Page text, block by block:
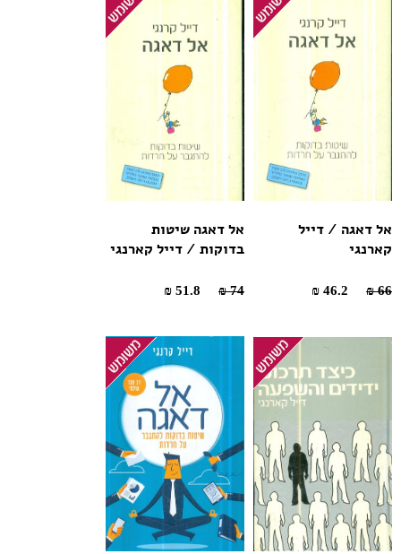
אל דאגה / דייל
קארנגי
66 ₪
אל דאגה שיטות
בדוקות / דייל קארנגי
74 ₪